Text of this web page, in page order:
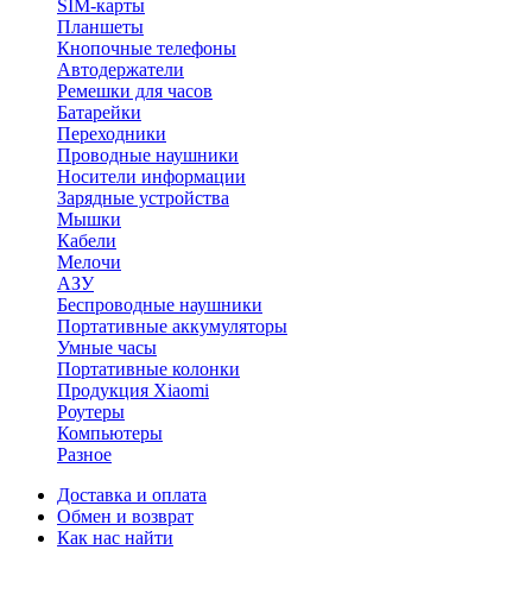
SIM-карты
Планшеты
Кнопочные телефоны
Автодержатели
Ремешки для часов
Батарейки
Переходники
Проводные наушники
Носители информации
Зарядные устройства
Мышки
Кабели
Мелочи
АЗУ
Беспроводные наушники
Портативные аккумуляторы
Умные часы
Портативные колонки
Продукция Xiaomi
Роутеры
Компьютеры
Разное
Доставка и оплата
Обмен и возврат
Как нас найти